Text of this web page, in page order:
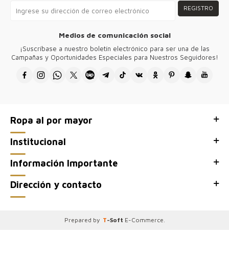
REGISTRO
Medios de comunicación social
¡Suscríbase a nuestro boletín electrónico para ser una de las
Campañas y Oportunidades Especiales para Nuestros Seguidores!
Ropa al por mayor
Institucional
Información Importante
Dirección y contacto
Prepared by T-Soft E-Commerce.